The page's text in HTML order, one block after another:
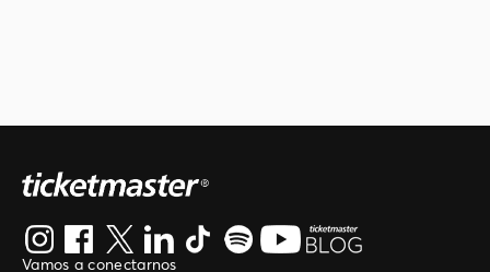
Vamos a conectarnos